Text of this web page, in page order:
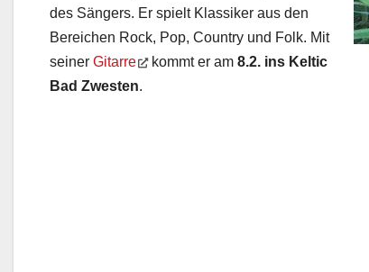
des Sängers. Er spielt Klassiker aus den
Bereichen Rock, Pop, Country und Folk. Mit
seiner Gitarre kommt er am 8.2. ins Keltic
Bad Zwesten.